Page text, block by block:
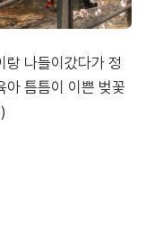
랑 나들이갔다가 정
아 틈틈이 이쁜 벚꽃